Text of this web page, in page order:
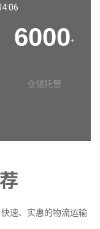
6000+
仓储托管
速、实惠的物流运输